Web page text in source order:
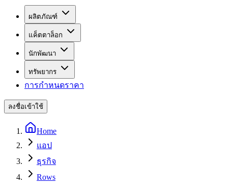
ผลิตภัณฑ์
แค็ตตาล็อก
นักพัฒนา
ทรัพยากร
การกำหนดราคา
ลงชื่อเข้าใช้
Home
แอป
ธุรกิจ
Rows